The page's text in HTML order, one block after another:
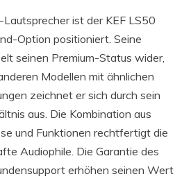
ist der KEF LS50
Option positioniert. Seine
seinen Premium-Status wider,
Modellen mit ähnlichen
zeichnet er sich durch sein
aus. Die Kombination aus
und Funktionen rechtfertigt die
Audiophile. Die Garantie des
erhöhen seinen Wert